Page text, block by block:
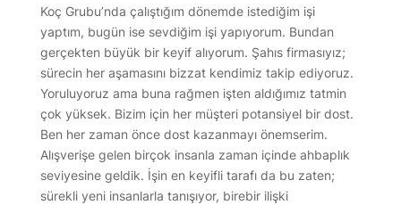
Koç Grubu’nda çalıştığım dönemde istediğim işi
yaptım, bugün ise sevdiğim işi yapıyorum. Bundan
gerçekten büyük bir keyif alıyorum. Şahıs firmasıyız;
sürecin her aşamasını bizzat kendimiz takip ediyoruz.
Yoruluyoruz ama buna rağmen işten aldığımız tatmin
çok yüksek. Bizim için her müşteri potansiyel bir dost.
Ben her zaman önce dost kazanmayı önemserim.
Alışverişe gelen birçok insanla zaman içinde ahbaplık
seviyesine geldik. İşin en keyifli tarafı da bu zaten;
sürekli yeni insanlarla tanışıyor, birebir ilişki